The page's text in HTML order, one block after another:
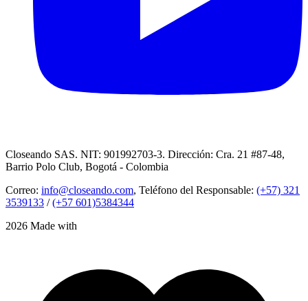
Closeando SAS. NIT: 901992703-3. Dirección: Cra. 21 #87-48,
Barrio Polo Club, Bogotá - Colombia
Correo: info@closeando.com, Teléfono del Responsable: (+57) 321
3539133 /(+57 601)5384344
2026 Made with